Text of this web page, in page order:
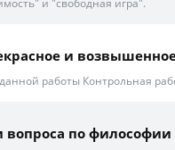
и "свободная игра".
и
работы Контрольная
вопроса по философии